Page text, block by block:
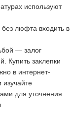
используют
люфта входить в
— залог
Купить заклепки
в интернет-
для уточнения